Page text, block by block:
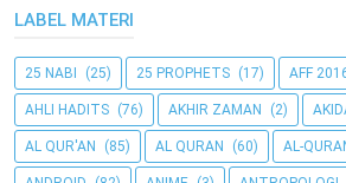
LABEL MATERI
25 NABI (25) 25 PROPHETS (17) AFF
AHLI HADITS (76) AKHIR ZAMAN (2)
AL QUR'AN (85) AL QURAN (60) AL-